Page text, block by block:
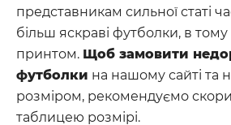
представникам сильної статі
більш яскраві футболки, в тому
принтом. Щоб замовити
футболки на нашому сайті та
розміром, рекомендуємо
таблицею розмірі.